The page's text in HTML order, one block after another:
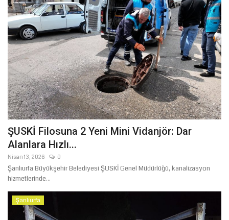
ŞUSKİ Filosuna 2 Yeni Mini Vidanjör: Dar
Alanlara Hızlı...
Nisan 13, 2026 0
Şanlıurfa Büyükşehir Belediyesi ŞUSKİ Genel Müdürlüğü, kanalizasyon
hizmetlerinde...
Şanlıurfa